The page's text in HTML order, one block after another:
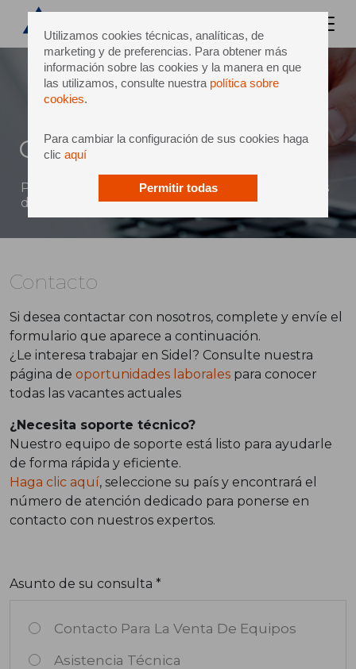
Utilizamos cookies técnicas, analíticas, de
marketing y de preferencias. Para obtener más
información sobre las cookies y la manera en que
las utilizamos, consulte nuestra política sobre
cookies.
Para cambiar la configuración de sus cookies haga
clic aquí
Permitir todas
Contacto
Puede enviar un mensaje directo a Sidel a través
del siguiente formulario
Contacto
Si desea contactar con nosotros, complete y envíe el
formulario que aparece a continuación.
¿Le interesa trabajar en Sidel? Consulte nuestra
página de oportunidades laborales para conocer
todas las vacantes actuales
¿Necesita soporte técnico?
Nuestro equipo de soporte está listo para ayudarle
de forma rápida y eficiente.
Haga clic aquí, seleccione su país y encontrará el
número de atención dedicado para ponerse en
contacto con nuestros expertos.
Asunto de su consulta *
Contacto Para La Venta De Equipos
Asistencia Técnica